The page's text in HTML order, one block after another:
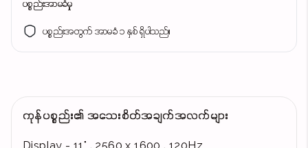
ပစ္စည်းအာမခံမှု
ပစ္စည်းအတွက် အာမခံ ၁ နှစ် ရှိပါသည်။
ကုန်ပစ္စည်း၏ အသေးစိတ်အချက်အလက်များ